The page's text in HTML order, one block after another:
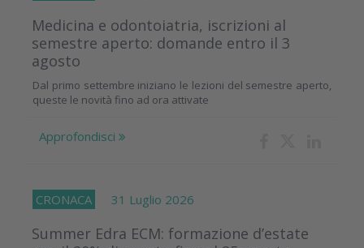
Medicina e odontoiatria, iscrizioni al
semestre aperto: domande entro il 3
agosto
Dal primo settembre iniziano le lezioni del semestre aperto,
queste le novità fino ad ora attivate
Approfondisci
CRONACA 31 Luglio 2026
Summer Edra ECM: formazione d’estate